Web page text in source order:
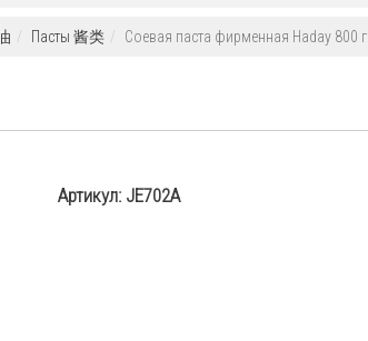
Пасты 酱类 Соевая паста фирменная Haday 800 г
Артикул: JE702A